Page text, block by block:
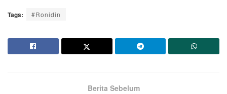
Tags: #Ronidin
Berita Sebelum